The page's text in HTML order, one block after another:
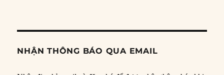
NHẬN THÔNG BÁO QUA EMAIL